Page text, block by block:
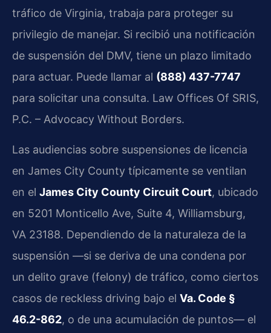
tráfico de Virginia, trabaja para proteger su
privilegio de manejar. Si recibió una notificación
de suspensión del DMV, tiene un plazo limitado
para actuar. Puede llamar al (888) 437-7747
para solicitar una consulta. Law Offices Of SRIS,
P.C. – Advocacy Without Borders.
Las audiencias sobre suspensiones de licencia
en James City County típicamente se ventilan
en el James City County Circuit Court, ubicado
en 5201 Monticello Ave, Suite 4, Williamsburg,
VA 23188. Dependiendo de la naturaleza de la
suspensión —si se deriva de una condena por
un delito grave (felony) de tráfico, como ciertos
casos de reckless driving bajo el Va. Code §
46.2-862, o de una acumulación de puntos— el